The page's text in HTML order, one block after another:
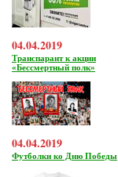
04.04.2019
Транспарант к акции
«Бессмертный полк»
04.04.2019
Футболки ко Дню Победы